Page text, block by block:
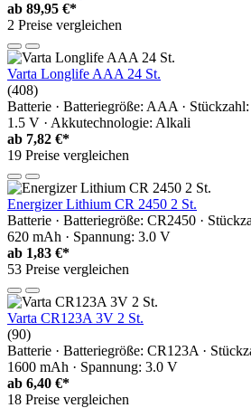
ab 89,95 €*
2 Preise vergleichen
Varta Longlife AAA 24 St.
(408)
Batterie · Batteriegröße: AAA ·
1.5 V · Akkutechnologie: Alkali
ab 7,82 €*
19 Preise vergleichen
Energizer Lithium CR 2450 2 St.
Batterie · Batteriegröße: CR2450 ·
620 mAh · Spannung: 3.0 V
ab 1,83 €*
53 Preise vergleichen
Varta CR123A 3V 2 St.
(90)
Batterie · Batteriegröße: CR123A ·
1600 mAh · Spannung: 3.0 V
ab 6,40 €*
18 Preise vergleichen